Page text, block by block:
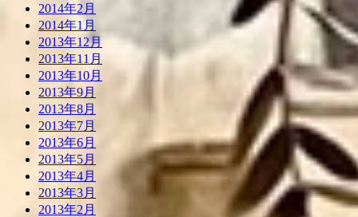
2014年2月
2014年1月
2013年12月
2013年11月
2013年10月
2013年9月
2013年8月
2013年7月
2013年6月
2013年5月
2013年4月
2013年3月
2013年2月